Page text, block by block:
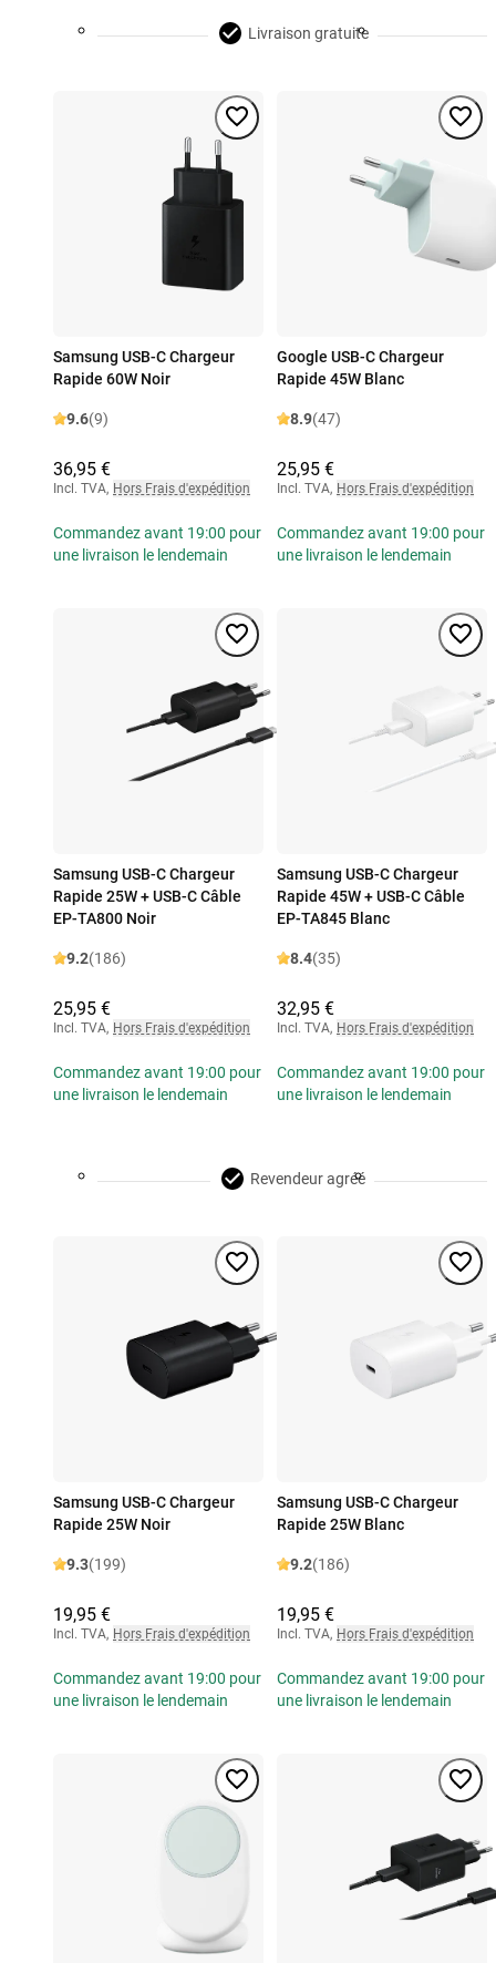
Livraison gratuite
Samsung USB-C Chargeur
Rapide 60W Noir
9.6(9)
36,95 €
Incl. TVA, Hors Frais d'expédition
Commandez avant 19:00 pour
une livraison le lendemain
Google USB-C Chargeur
Rapide 45W Blanc
8.9(47)
25,95 €
Incl. TVA, Hors Frais d'expédition
Commandez avant 19:00 pour
une livraison le lendemain
Samsung USB-C Chargeur
Rapide 25W + USB-C Câble
EP-TA800 Noir
9.2(186)
25,95 €
Incl. TVA, Hors Frais d'expédition
Commandez avant 19:00 pour
une livraison le lendemain
Samsung USB-C Chargeur
Rapide 45W + USB-C Câble
EP-TA845 Blanc
8.4(35)
32,95 €
Incl. TVA, Hors Frais d'expédition
Commandez avant 19:00 pour
une livraison le lendemain
Revendeur agréé
Samsung USB-C Chargeur
Rapide 25W Noir
9.3(199)
19,95 €
Incl. TVA, Hors Frais d'expédition
Commandez avant 19:00 pour
une livraison le lendemain
Samsung USB-C Chargeur
Rapide 25W Blanc
9.2(186)
19,95 €
Incl. TVA, Hors Frais d'expédition
Commandez avant 19:00 pour
une livraison le lendemain